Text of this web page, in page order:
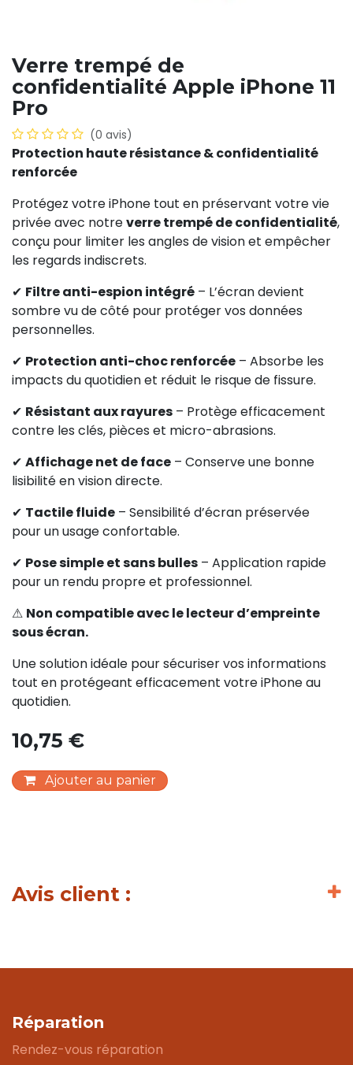
Verre trempé de
confidentialité Apple iPhone 11
Pro
(0 avis)
Protection haute résistance & confidentialité
renforcée
Protégez votre iPhone tout en préservant votre vie
privée avec notreverre trempé de confidentialité,
conçu pour limiter les angles de vision et empêcher
les regards indiscrets.
✔ Filtre anti-espion intégré – L’écran devient
sombre vu de côté pour protéger vos données
personnelles.
✔ Protection anti-choc renforcée – Absorbe les
impacts du quotidien et réduit le risque de fissure.
✔ Résistant aux rayures – Protège efficacement
contre les clés, pièces et micro-abrasions.
✔ Affichage net de face – Conserve une bonne
lisibilité en vision directe.
✔ Tactile fluide – Sensibilité d’écran préservée
pour un usage confortable.
✔ Pose simple et sans bulles – Application rapide
pour un rendu propre et professionnel.
⚠ Non compatible avec le lecteur d’empreinte
sous écran.
Une solution idéale pour sécuriser vos informations
tout en protégeant efficacement votre iPhone au
quotidien.
10,75 €
Ajouter au panier
Avis client :
Réparation
Rendez-vous réparation